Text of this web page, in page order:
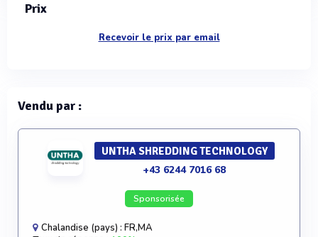
Prix
Recevoir le prix par email
Vendu par :
UNTHA SHREDDING TECHNOLOGY
+43 6244 7016 68
Sponsorisée
Chalandise (pays) : FR,MA